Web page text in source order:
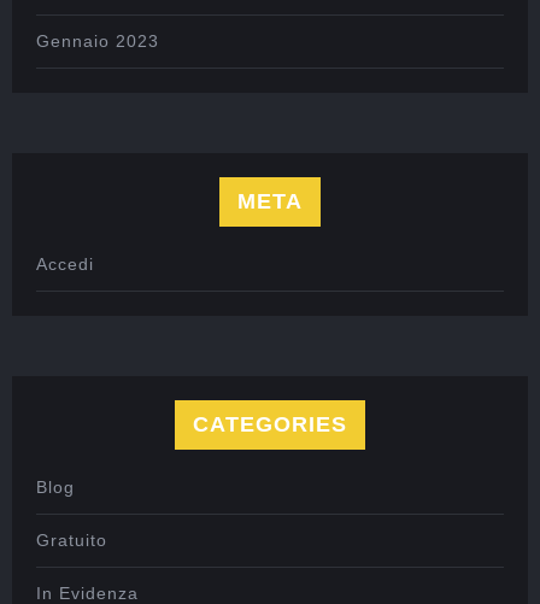
Gennaio 2023
META
Accedi
CATEGORIES
Blog
Gratuito
In Evidenza